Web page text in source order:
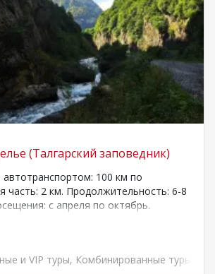
(Талгарский заповедник)
100 км по
часть: 2 км. Продолжительность: 6-8
с апреля по октябрь.
туристический автобус
и VIP туры, Комбинированные туры